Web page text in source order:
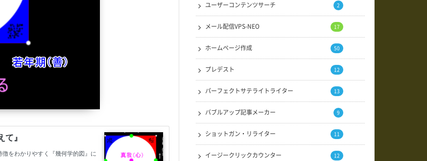
ユーザーコンテンツサーチ 2
メール配信VPS-NEO 17
ホームページ作成 50
プレデスト 12
パーフェクトサテライトライター 13
バブルアップ記事メーカー 9
ショットガン・リライター 11
イージークリックカウンター 12